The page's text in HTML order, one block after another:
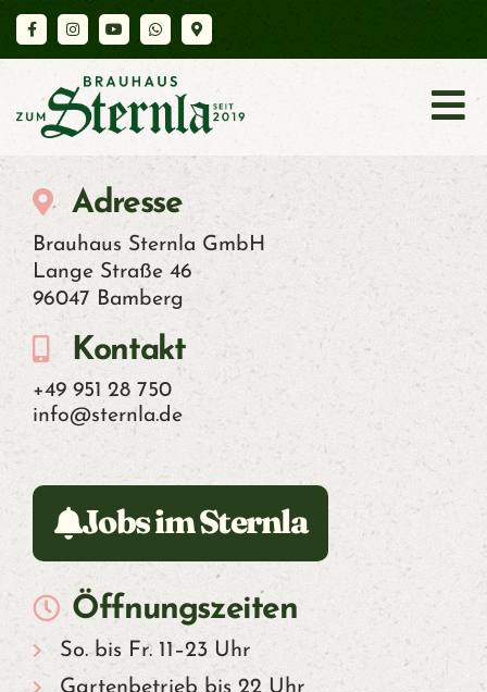
K
A
R
T
E
A
K
T
U
E
L
Adresse
Brauhaus Sternla GmbH
Lange Straße 46
96047 Bamberg
Kontakt
+49 951 28 750
info@sternla.de
Jobs im Sternla
Öffnungszeiten
So. bis Fr. 11–23 Uhr
Gartenbetrieb bis 22 Uhr